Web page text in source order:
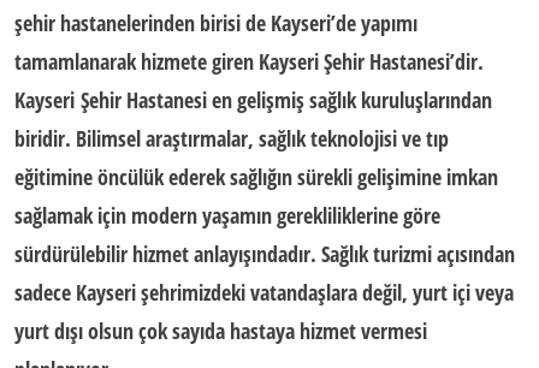
şehir hastanelerinden birisi de Kayseri’deyapımı
tamamlanarak hizmete giren KayseriŞehir Hastanesi’dir.
Kayseri Şehir Hastanesien gelişmiş sağlık kuruluşlarından
biridir. Bilimsel araştırmalar, sağlık teknolojisi ve tıp
eğitimine öncülük ederek sağlığın sürekli gelişimine imkan
sağlamak için modern yaşamın gerekliliklerine göre
sürdürülebilir hizmet anlayışındadır. Sağlık turizmi açısından
sadece Kayserişehrimizdeki vatandaşlara değil, yurt içi veya
yurt dışı olsun çok sayıda hastaya hizmet vermesi